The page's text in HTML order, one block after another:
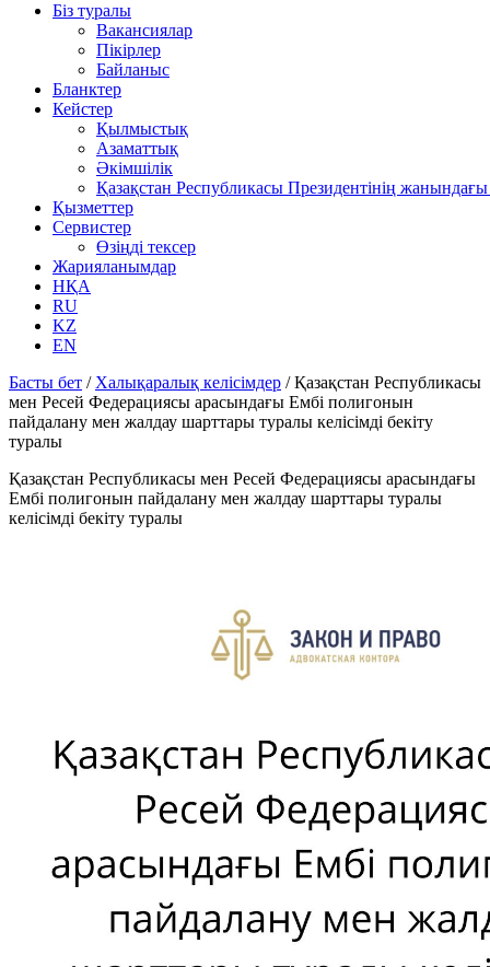
Біз туралы
Вакансиялар
Пікірлер
Байланыс
Бланктер
Кейстер
Қылмыстық
Азаматтық
Әкімшілік
Қазақстан Республикасы Президентінің
Қызметтер
Сервистер
Өзіңді тексер
Жарияланымдар
НҚА
RU
KZ
EN
Басты бет / Халықаралық келісімдер /Қазақстан Республикасы
мен Ресей Федерациясы арасындағы Ембі полигонын
пайдалану мен жалдау шарттары туралы келісімді бекіту
туралы
Қазақстан Республикасы мен Ресей Федерациясы арасындағы
Ембі полигонын пайдалану мен жалдау шарттары туралы
келісімді бекіту туралы